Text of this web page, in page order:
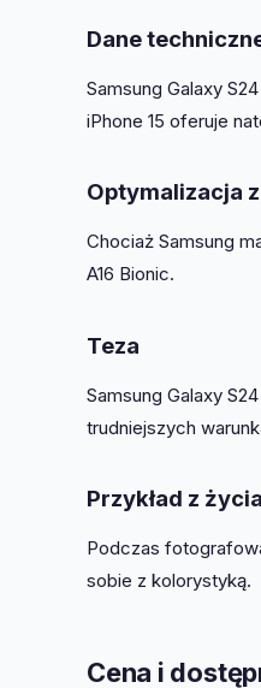
Dane
Samsung Galaxy
iPhone 15 oferuje
Optymalizacja
Chociaż Samsung
A16 Bionic.
Teza
Samsung Galaxy
trudniejszych
Przykład z życia
Podczas
sobie z kolorystyką.
Cena i